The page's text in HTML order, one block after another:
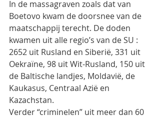
In de massagraven zoals dat van
Boetovo kwam de doorsnee van de
maatschappij terecht. De doden
kwamen uit alle regio’s van de SU :
2652 uit Rusland en Siberië, 331 uit
Oekraïne, 98 uit Wit-Rusland, 150 uit
de Baltische landjes, Moldavië, de
Kaukasus, Centraal Azië en
Kazachstan.
Verder “criminelen” uit meer dan 60